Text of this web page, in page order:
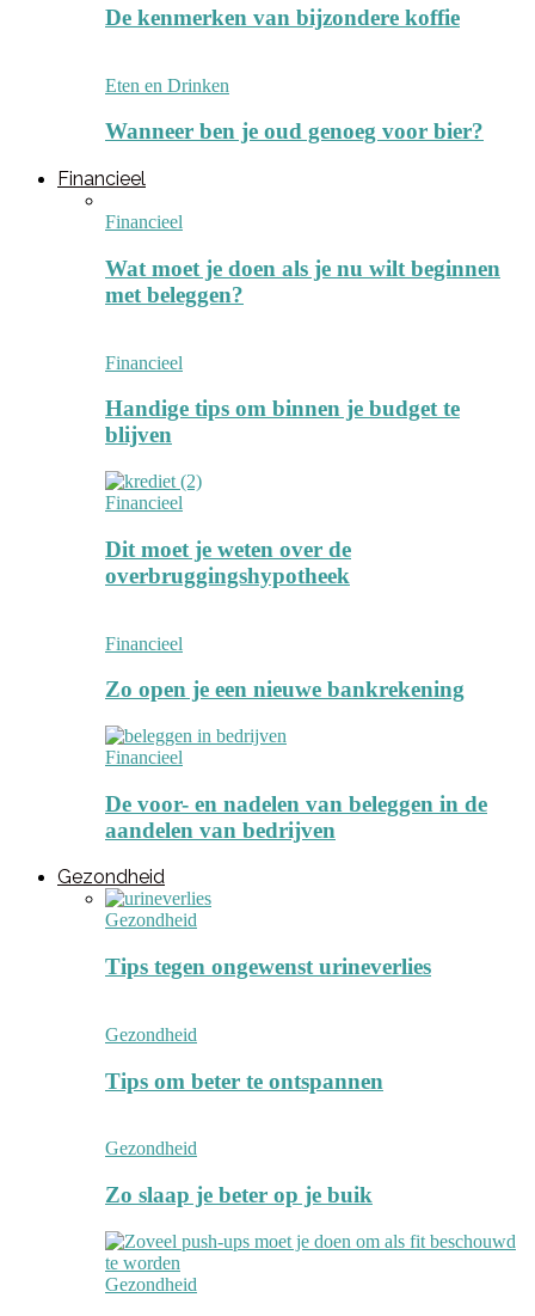
De kenmerken van bijzondere koffie
Eten en Drinken
Wanneer ben je oud genoeg voor bier?
Financieel
Financieel
Wat moet je doen als je nu wilt beginnen
met beleggen?
Financieel
Handige tips om binnen je budget te
blijven
Financieel
Dit moet je weten over de
overbruggingshypotheek
Financieel
Zo open je een nieuwe bankrekening
Financieel
De voor- en nadelen van beleggen in de
aandelen van bedrijven
Gezondheid
Gezondheid
Tips tegen ongewenst urineverlies
Gezondheid
Tips om beter te ontspannen
Gezondheid
Zo slaap je beter op je buik
Gezondheid